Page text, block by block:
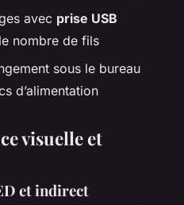
avec prise USB
nombre de fils
sous le bureau
d’alimentation
visuelle et
et indirect